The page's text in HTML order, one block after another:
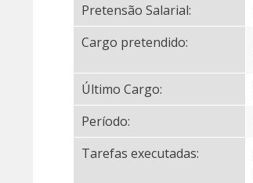
Pretensão Salarial:
Cargo pretendido:
Último Cargo:
Período:
Tarefas executadas: